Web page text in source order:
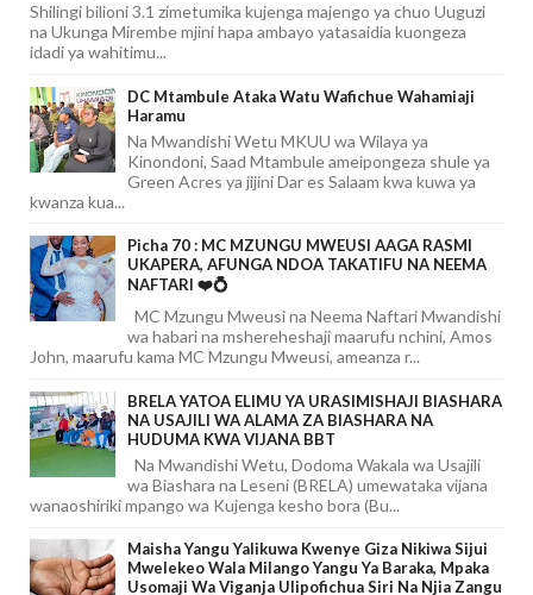
Shilingi bilioni 3.1 zimetumika kujenga majengo ya chuo Uuguzi
na Ukunga Mirembe mjini hapa ambayo yatasaidia kuongeza
idadi ya wahitimu...
DC Mtambule Ataka Watu Wafichue Wahamiaji
Haramu
Na Mwandishi Wetu MKUU wa Wilaya ya
Kinondoni, Saad Mtambule ameipongeza shule ya
Green Acres ya jijini Dar es Salaam kwa kuwa ya
kwanza kua...
Picha 70 : MC MZUNGU MWEUSI AAGA RASMI
UKAPERA, AFUNGA NDOA TAKATIFU NA NEEMA
NAFTARI ❤️💍
MC Mzungu Mweusi na Neema Naftari Mwandishi
wa habari na mshereheshaji maarufu nchini, Amos
John, maarufu kama MC Mzungu Mweusi, ameanza r...
BRELA YATOA ELIMU YA URASIMISHAJI BIASHARA
NA USAJILI WA ALAMA ZA BIASHARA NA
HUDUMA KWA VIJANA BBT
Na Mwandishi Wetu, Dodoma Wakala wa Usajili
wa Biashara na Leseni (BRELA) umewataka vijana
wanaoshiriki mpango wa Kujenga kesho bora (Bu...
Maisha Yangu Yalikuwa Kwenye Giza Nikiwa Sijui
Mwelekeo Wala Milango Yangu Ya Baraka, Mpaka
Usomaji Wa Viganja Ulipofichua Siri Na Njia Zangu